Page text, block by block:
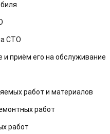
СТО
и приём его на обслуживание
работ и материалов
работ
работ